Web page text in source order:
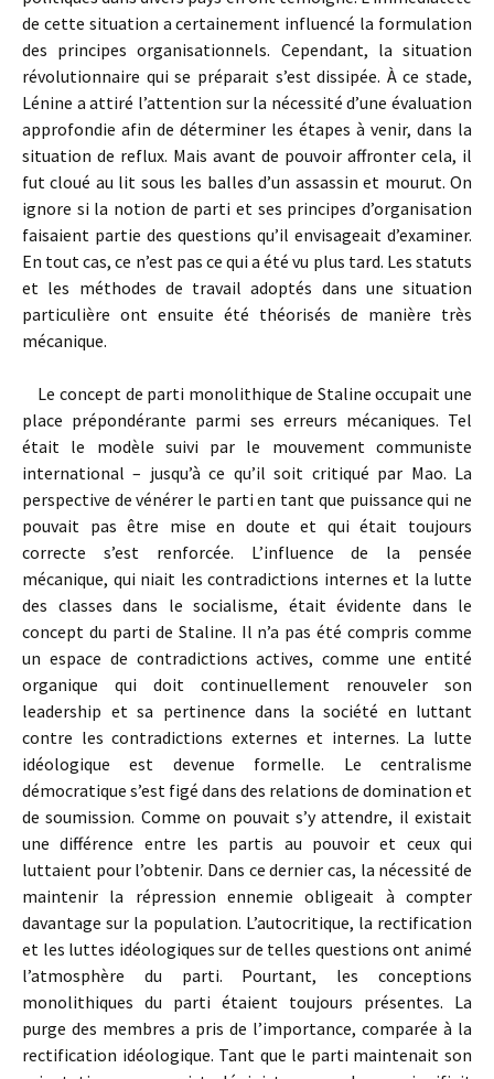
de cette situation a certainement influencé la formulation
des principes organisationnels. Cependant, la situation
révolutionnaire qui se préparait s’est dissipée. À ce stade,
Lénine a attiré l’attention sur la nécessité d’une évaluation
approfondie afin de déterminer les étapes à venir, dans la
situation de reflux. Mais avant de pouvoir affronter cela, il
fut cloué au lit sous les balles d’un assassin et mourut. On
ignore si la notion de parti et ses principes d’organisation
faisaient partie des questions qu’il envisageait d’examiner.
En tout cas, ce n’est pas ce qui a été vu plus tard. Les statuts
et les méthodes de travail adoptés dans une situation
particulière ont ensuite été théorisés de manière très
mécanique.
Le concept de parti monolithique de Staline occupait une
place prépondérante parmi ses erreurs mécaniques. Tel
était le modèle suivi par le mouvement communiste
international – jusqu’à ce qu’il soit critiqué par Mao. La
perspective de vénérer le parti en tant que puissance qui ne
pouvait pas être mise en doute et qui était toujours
correcte s’est renforcée. L’influence de la pensée
mécanique, qui niait les contradictions internes et la lutte
des classes dans le socialisme, était évidente dans le
concept du parti de Staline. Il n’a pas été compris comme
un espace de contradictions actives, comme une entité
organique qui doit continuellement renouveler son
leadership et sa pertinence dans la société en luttant
contre les contradictions externes et internes. La lutte
idéologique est devenue formelle. Le centralisme
démocratique s’est figé dans des relations de domination et
de soumission. Comme on pouvait s’y attendre, il existait
une différence entre les partis au pouvoir et ceux qui
luttaient pour l’obtenir. Dans ce dernier cas, la nécessité de
maintenir la répression ennemie obligeait à compter
davantage sur la population. L’autocritique, la rectification
et les luttes idéologiques sur de telles questions ont animé
l’atmosphère du parti. Pourtant, les conceptions
monolithiques du parti étaient toujours présentes. La
purge des membres a pris de l’importance, comparée à la
rectification idéologique. Tant que le parti maintenait son